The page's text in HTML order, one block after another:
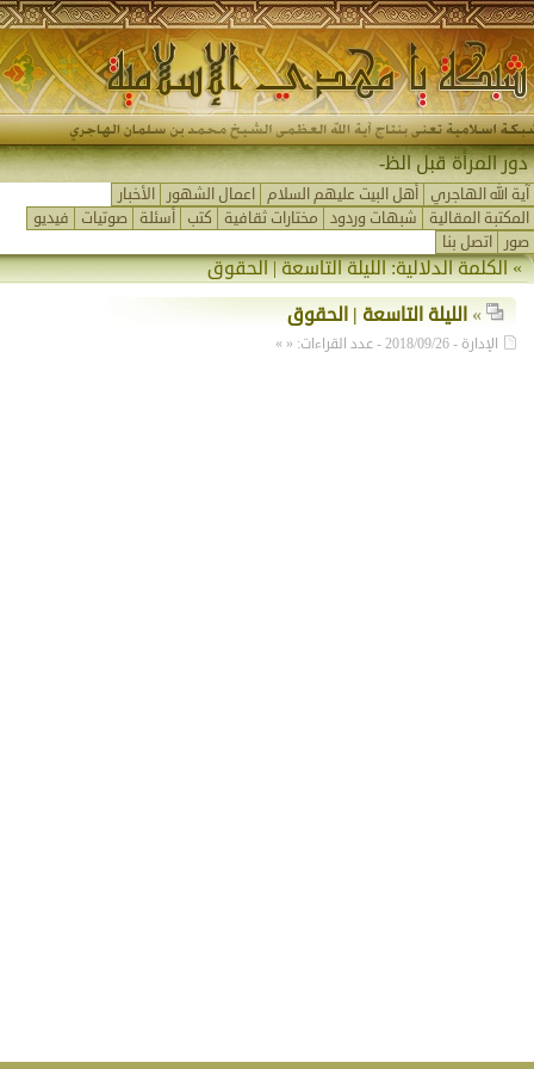
دور المرأة قبل الظهو-
آية الله الهاجري أهل البيت عليهم السلام اعمال الشهور
الأخبار
المكتبة المقالية
شبهات وردود مختارات ثقافية كتب أسئلة صوتيات
فيديو
صور
اتصل بنا
» الكلمة الدلالية:الليلة التاسعة | الحقوق
» الليلة التاسعة | الحقوق
الإدارة - 2018/09/26 - عدد القراءات: « »